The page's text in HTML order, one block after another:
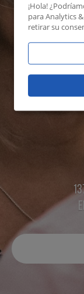
¡Hola!
paraAnalytics
retirar su